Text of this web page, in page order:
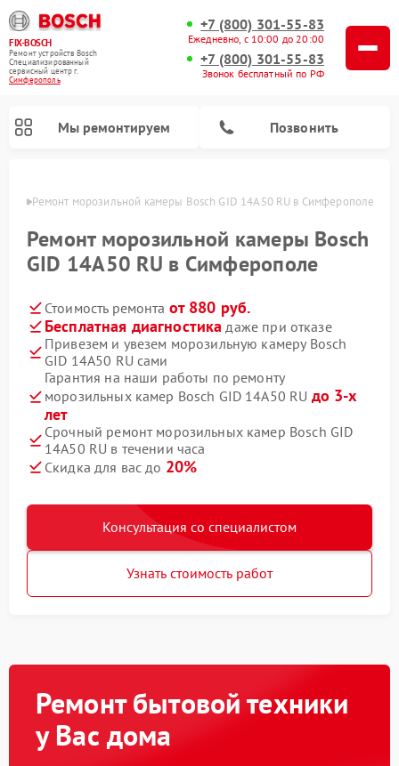
FIX-BOSCH
Ремонт устройств Bosch
Специализированный
cервисный центр г.
Симферополь
+7 (800) 301-55-83
Ежедневно, с 10:00 до 20:00
+7 (800) 301-55-83
Звонок бесплатный по РФ
Мы ремонтируем Позвонить
Ремонт морозильной камеры Bosch GID 14A50 RU в Симферополе
Ремонт морозильной камеры Bosch
GID 14A50 RU в Симферополе
Стоимость ремонта от 880 руб.
Бесплатная диагностика даже при отказе
Привезем и увезем морозильную камеру Bosch
GID 14A50 RU сами
Гарантия на наши работы по ремонту
морозильных камер Bosch GID 14A50 RU до 3-х
лет
Срочный ремонт морозильных камер Bosch GID
14A50 RU в течении часа
Скидка для вас до 20%
Консультация со специалистом
Узнать стоимость работ
Ремонт бытовой техники
у Вас дома